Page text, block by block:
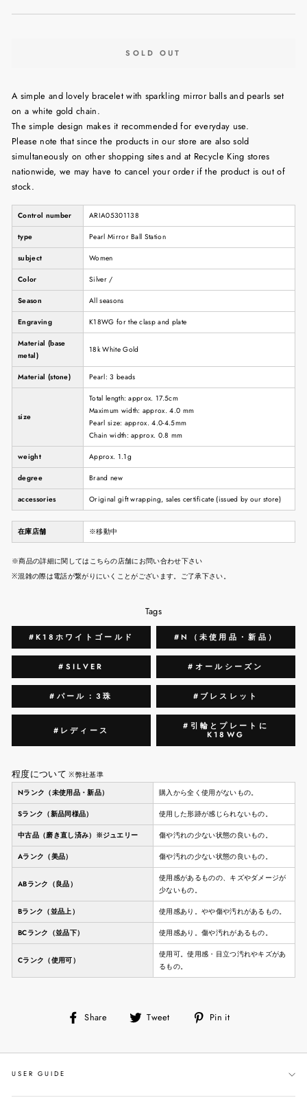
SOLD OUT
A simple and lovely bracelet with sparkling mirror balls and pearls set
on a white gold chain.
The simple design makes it recommended for everyday use.
Please note that since the products in our store are also sold
simultaneously on other shopping sites and at Recycle King stores
nationwide, we may have to cancel your order if the product is out of
stock.
Control number ARIA05301138
type Pearl Mirror Ball Station
subject Women
Color Silver /
Season All seasons
Engraving K18WG for the clasp and plate
Material (base
metal)
18k White Gold
Material (stone) Pearl: 3 beads
size
Total length: approx. 17.5cm
Maximum width: approx. 4.0 mm
Pearl size: approx. 4.0-4.5mm
Chain width: approx. 0.8 mm
weight Approx. 1.1g
degree Brand new
accessories Original gift wrapping, sales certificate (issued by our store)
在庫店舗 ※移動中
※商品の詳細に関してはこちらの店舗にお問い合わせ下さい
※混雑の際は電話が繋がりにいくことがございます。ご了承下さい。
Tags
#K18ホワイトゴールド #N（未使用品・新品）
#SILVER #オールシーズン
#パール：3珠 #ブレスレット
#レディース
#引輪とプレートに
K18WG
程度について ※弊社基準
Nランク（未使用品・新品）
購入から全く使用がないもの。
Sランク（新品同様品） 使用した形跡が感じられないもの。
中古品（磨き直し済み）※ジュエリー 傷や汚れの少ない状態の良いもの。
Aランク（美品） 傷や汚れの少ない状態の良いもの。
ABランク（良品）
使用感があるものの、キズやダメージが
少ないもの。
Bランク（並品上） 使用感あり。やや傷や汚れがあるもの。
BCランク（並品下） 使用感あり。傷や汚れがあるもの。
Cランク（使用可）
使用可。使用感・目立つ汚れやキズがあ
るもの。
Share
Share Tweet
Tweet Pin it
USER GUIDE